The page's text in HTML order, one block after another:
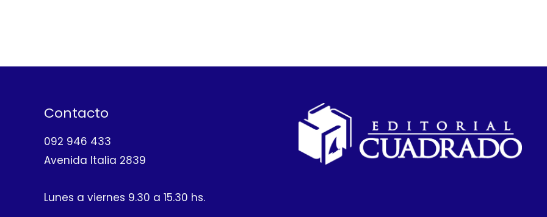
Contacto
092 946 433
Avenida Italia 2839
Lunes a viernes 9.30 a 15.30 hs.